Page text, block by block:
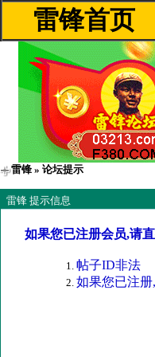
雷锋首页
雷锋 » 论坛提示
雷锋 提示信息
如果您已注册会员,请
帖子ID非法
如果您已注